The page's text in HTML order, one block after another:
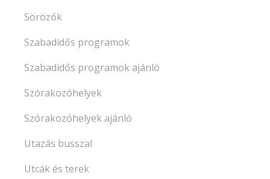
Sörözők
Szabadidős programok
Szabadidős programok ajánló
Szórakozóhelyek
Szórakozóhelyek ajánló
Utazás busszal
Utcák és terek